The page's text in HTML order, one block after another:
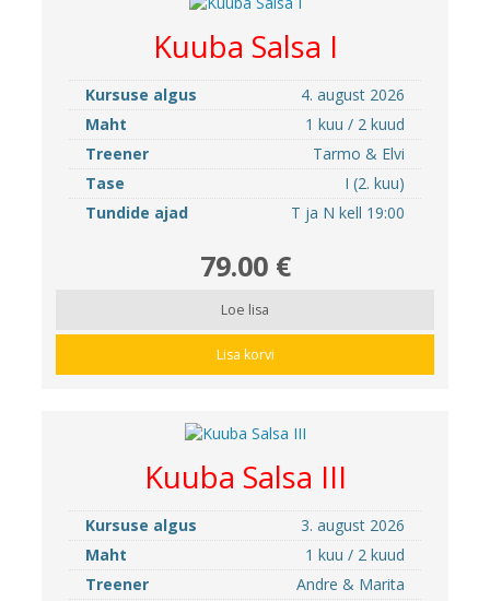
Kuuba Salsa I
Kursuse algus
4. august 2026
Maht
1 kuu / 2 kuud
Treener
Tarmo & Elvi
Tase
I (2. kuu)
Tundide ajad
T ja N kell 19:00
79.00 €
Loe lisa
Lisa korvi
Kuuba Salsa III
Kursuse algus
3. august 2026
Maht
1 kuu / 2 kuud
Treener
Andre & Marita